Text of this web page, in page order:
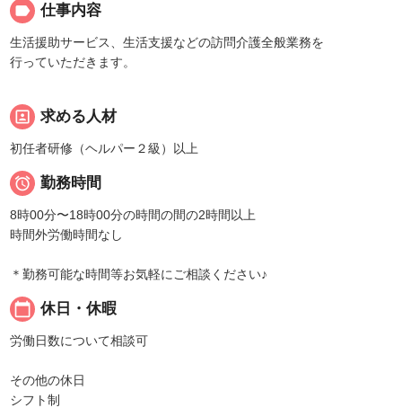
label 仕事内容
生活援助サービス、生活支援などの訪問介護全般業務を
行っていただきます。
portrait 求める人材
初任者研修（ヘルパー２級）以上
 勤務時間
8時00分〜18時00分の時間の間の2時間以上
時間外労働時間なし
＊勤務可能な時間等お気軽にご相談ください♪
calendar_today 休日・休暇
労働日数について相談可
その他の休日
シフト制